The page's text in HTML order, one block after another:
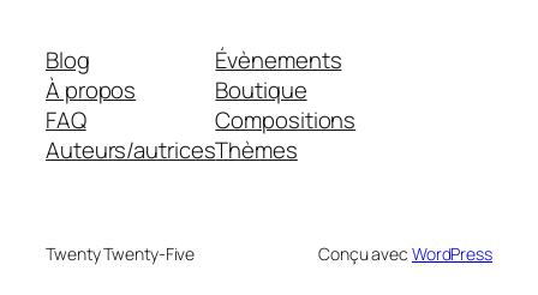
Blog
À propos
FAQ
Auteurs/autrices
Évènements
Boutique
Compositions
Thèmes
Twenty Twenty-Five Conçu avec WordPress